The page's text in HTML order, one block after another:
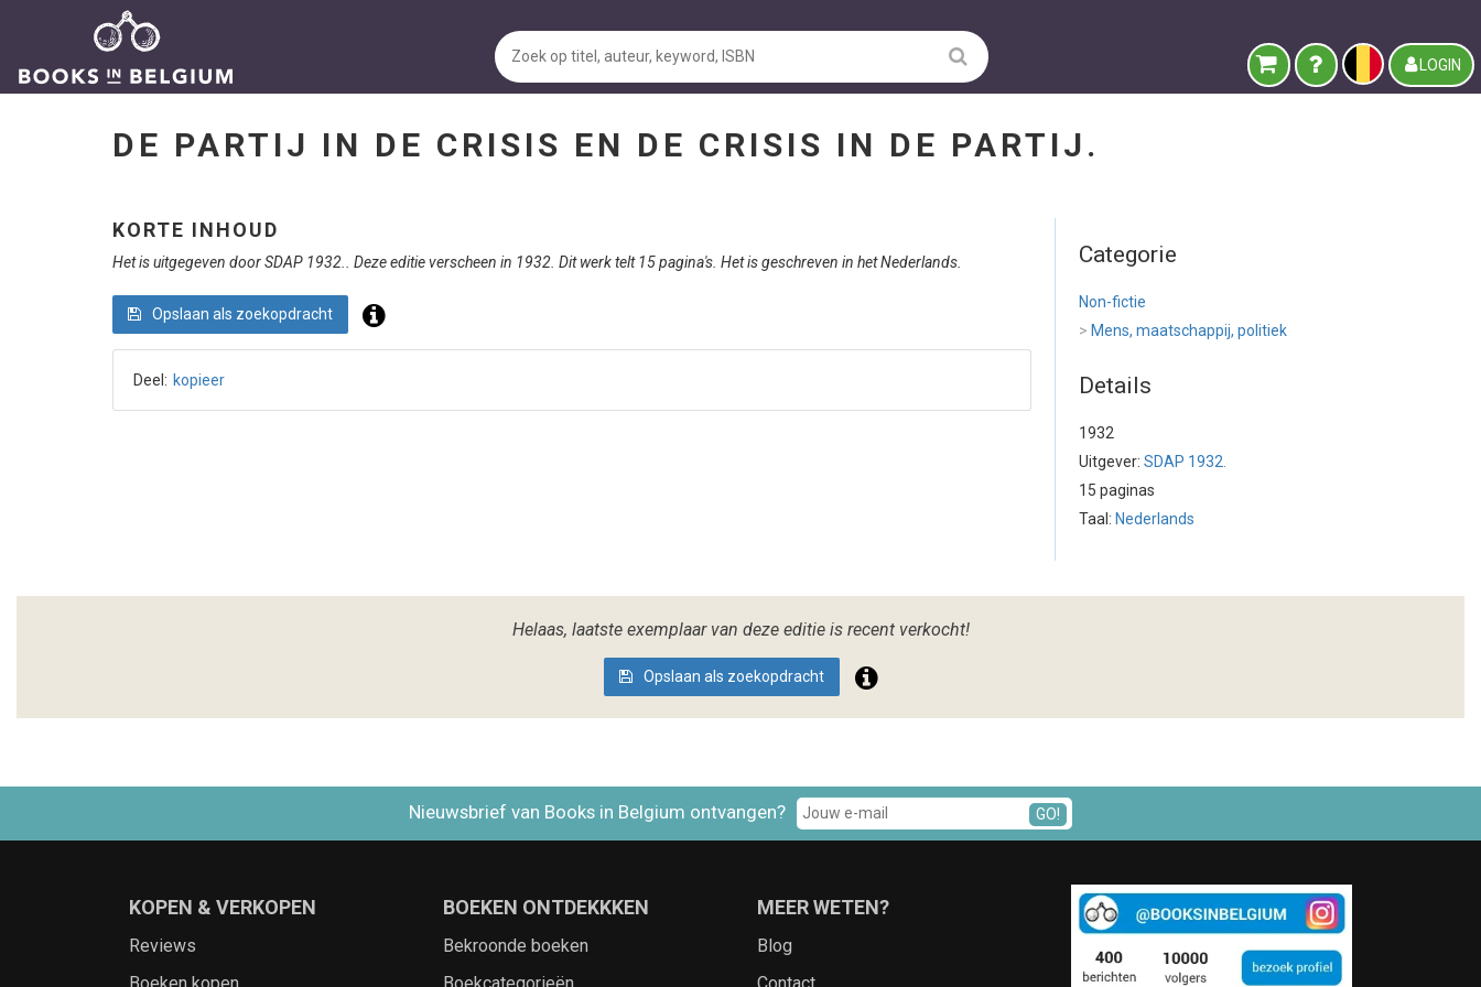
LOGIN
DE PARTIJ IN DE CRISIS EN DE CRISIS IN DE PARTIJ.
KORTE INHOUD
Het is uitgegeven door SDAP 1932.. Deze editie verscheen in 1932. Dit werk telt 15 pagina's. Het is geschreven in het Nederlands.
Opslaan als zoekopdracht
Deel: kopieer
Categorie
Non-fictie
> Mens, maatschappij, politiek
Details
1932
Uitgever: SDAP 1932.
15 paginas
Taal: Nederlands
Helaas, laatste exemplaar van deze editie is recent verkocht!
Opslaan als zoekopdracht
Nieuwsbrief van Books in Belgium ontvangen? GO!
KOPEN & VERKOPEN
Reviews
BOEKEN ONTDEKKKEN
Bekroonde boeken
MEER WETEN?
Blog